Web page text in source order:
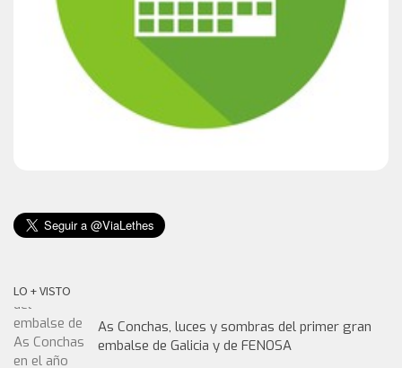
LO + VISTO
As Conchas, luces y sombras del primer gran
embalse de Galicia y de FENOSA